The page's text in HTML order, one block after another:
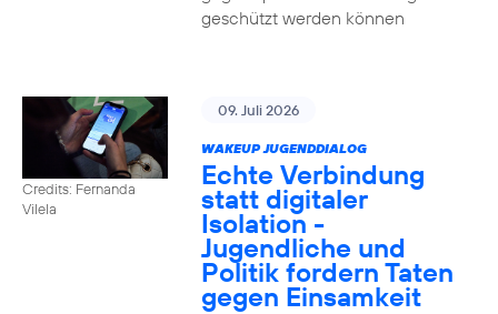
geschützt werden können
Credits: Fernanda
Vilela
09. Juli 2026
WAKEUP JUGENDDIALOG
Echte Verbindung
statt digitaler
Isolation -
Jugendliche und
Politik fordern Taten
gegen Einsamkeit